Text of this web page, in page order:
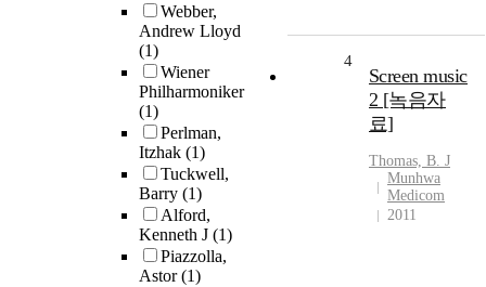
Webber,
Andrew Lloyd
(1)
Wiener
Philharmoniker
(1)
Perlman,
Itzhak (1)
Tuckwell,
Barry (1)
Alford,
Kenneth J (1)
Piazzolla,
Astor(1)
4
Screen music
2 [녹음자
료]
Thomas, B. J
Munhwa
Medicom
2011